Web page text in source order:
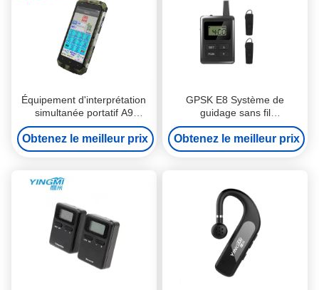
Équipement d'interprétation
simultanée portatif A9
Appareil de guidage audio
intelligent Android
Obtenez le meilleur prix
GPSK E8 Système de
guidage sans fil
d'interprétation simultanée
Obtenez le meilleur prix